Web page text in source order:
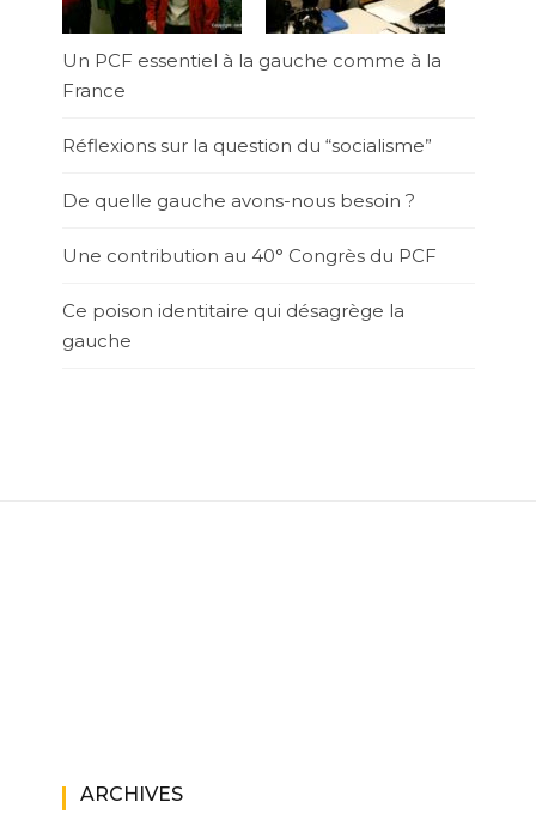
Un PCF essentiel à la gauche comme à la
France
Réflexions sur la question du “socialisme”
De quelle gauche avons-nous besoin ?
Une contribution au 40° Congrès du PCF
Ce poison identitaire qui désagrège la
gauche
ARCHIVES